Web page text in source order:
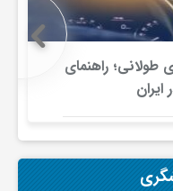
هتل های شیراز با
تابستان امسال 1405